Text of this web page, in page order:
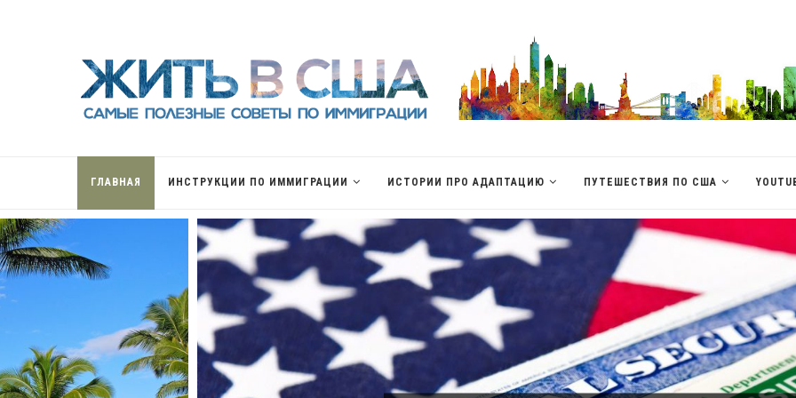
ГЛАВНАЯ ИНСТРУКЦИИ ПО ИММИГРАЦИИ ИСТОРИИ ПРО АДАПТАЦИЮ ПУТЕШЕСТВИЯ ПО США